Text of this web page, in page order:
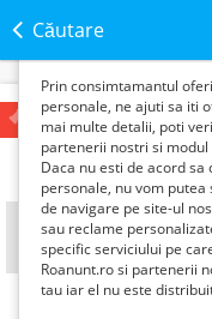
Căutare
Articol vândut
date sunt folosite pentru
Prin consimtamantul
personale, ne ajuti sa iti
mai multe detalii, poti
partenerii nostri si
Daca nu esti de acord
personale, nu vom
de navigare pe site-ul
sau reclame
specific serviciului pe
Roanunt.ro si partenerii
tau iar el nu este